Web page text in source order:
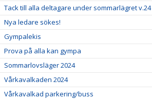
Tack till alla deltagare under sommarlägret v.24
Nya ledare sökes!
Gympalekis
Prova på alla kan gympa
Sommarlovsläger 2024
Vårkavalkaden 2024
Vårkavalkad parkering/buss